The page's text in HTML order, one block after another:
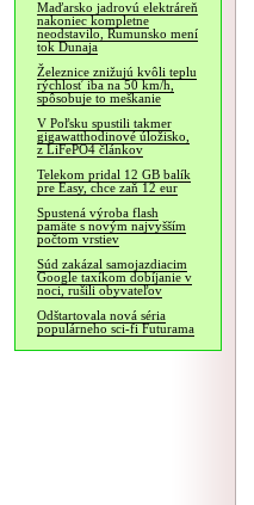
Maďarsko jadrovú elektráreň
nakoniec kompletne
neodstavilo, Rumunsko mení
tok Dunaja
Železnice znižujú kvôli teplu
rýchlosť iba na 50 km/h,
spôsobuje to meškanie
V Poľsku spustili takmer
gigawatthodinové úložisko,
z LiFePO4 článkov
Telekom pridal 12 GB balík
pre Easy, chce zaň 12 eur
Spustená výroba flash
pamäte s novým najvyšším
počtom vrstiev
Súd zakázal samojazdiacim
Google taxíkom dobíjanie v
noci, rušili obyvateľov
Odštartovala nová séria
populárneho sci-fi Futurama